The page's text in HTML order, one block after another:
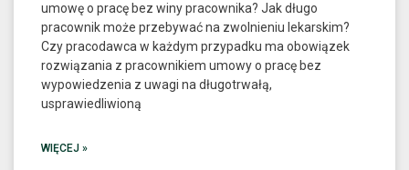
umowę o pracę bez winy pracownika? Jak długo
pracownik może przebywać na zwolnieniu lekarskim?
Czy pracodawca w każdym przypadku ma obowiązek
rozwiązania z pracownikiem umowy o pracę bez
wypowiedzenia z uwagi na długotrwałą,
usprawiedliwioną
WIĘCEJ »